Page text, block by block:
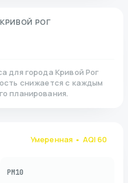
КРИВОЙ РОГ
для города Кривой Рог
снижается с каждым
планирования.
Умеренная • AQI60
PM10